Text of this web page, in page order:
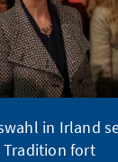
in Irland
Tradition fort